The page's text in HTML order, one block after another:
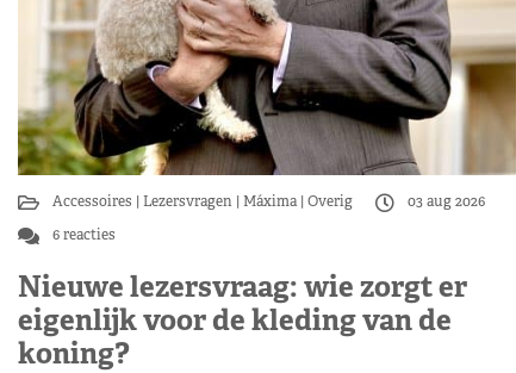
Accessoires Lezersvragen Máxima Overig
03 aug 2026
6 reacties
Nieuwe lezersvraag: wie zorgt er
eigenlijk voor de kleding van de
koning?